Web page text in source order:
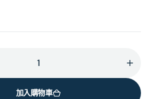
增
加
加入購物車